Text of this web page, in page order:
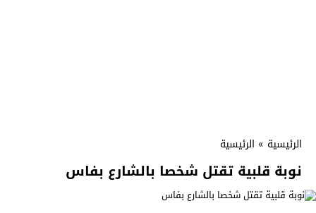
الرئيسية » الرئيسية
نوبة قلبية تقتل شخصا بالشارع بفاس